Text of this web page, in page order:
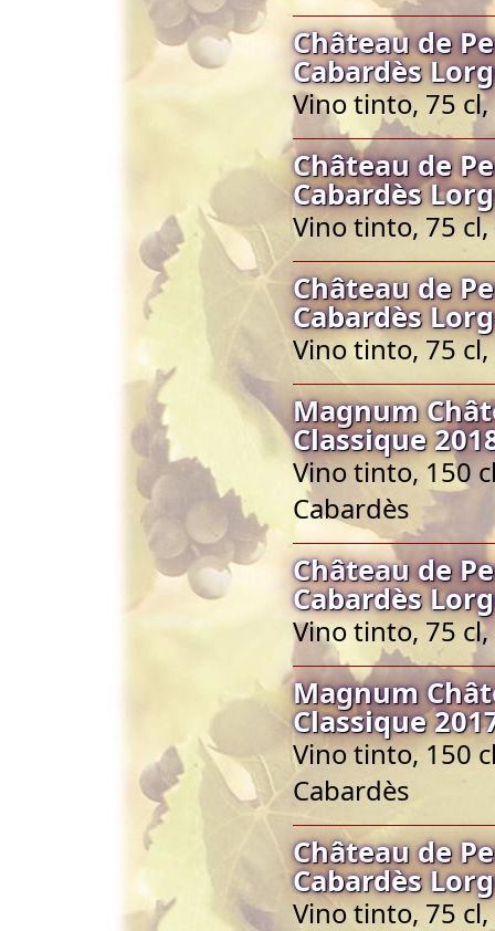
Château de
Cabardès
Vino tinto, 75
Château de
Cabardès
Vino tinto, 75
Château de
Cabardès
Vino tinto, 75
Magnum
Classique
Vino tinto, 150
Cabardès
Château de
Cabardès
Vino tinto, 75
Magnum
Classique
Vino tinto, 150
Cabardès
Château de
Cabardès
Vino tinto, 75